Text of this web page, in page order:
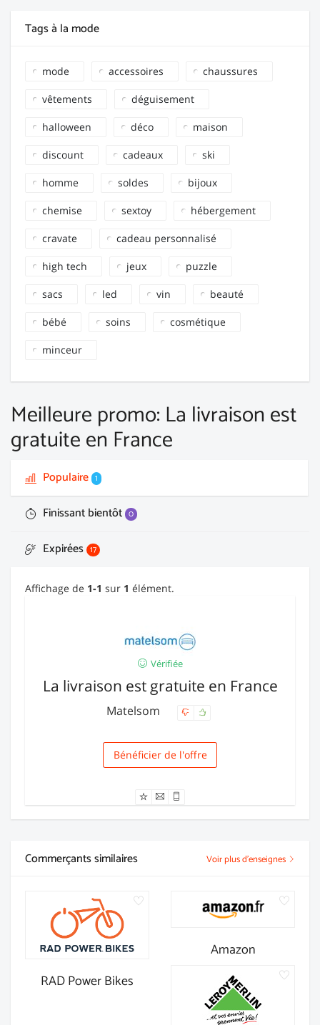
Tags à la mode
mode accessoires chaussures
vêtements déguisement
halloween déco maison
discount cadeaux ski
homme soldes bijoux
chemise sextoy hébergement
cravate cadeau personnalisé
high tech jeux puzzle
sacs led vin beauté
bébé soins cosmétique
minceur
Meilleure promo: La livraison est
gratuite en France
Populaire 1
Finissant bientôt 0
Expirées 17
Affichage de 1-1 sur 1 élément.
Vérifiée
La livraison est gratuite en France
Matelsom
Livraison
Bénéficier de l'offre
Commerçants similaires Voir plus d'enseignes
RAD Power Bikes
Amazon